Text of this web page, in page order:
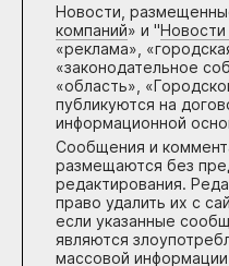
Новости,
компаний» и "Новости
«реклама»,
«законодательное
«область»,
публикуются на
информационной
Сообщения и
размещаются без
редактирования.
право удалить их с
если указанные
являются
массовой